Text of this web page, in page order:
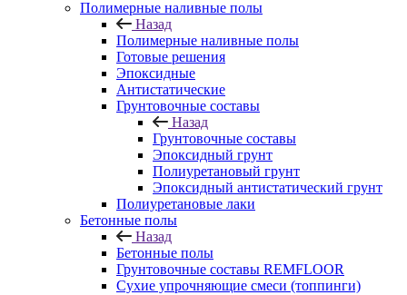
Полимерные наливные полы
Назад
Полимерные наливные полы
Готовые решения
Эпоксидные
Антистатические
Грунтовочные составы
Назад
Грунтовочные составы
Эпоксидный грунт
Полиуретановый грунт
Эпоксидный антистатический грунт
Полиуретановые лаки
Бетонные полы
Назад
Бетонные полы
Грунтовочные составы REMFLOOR
Сухие упрочняющие смеси (топпинги)